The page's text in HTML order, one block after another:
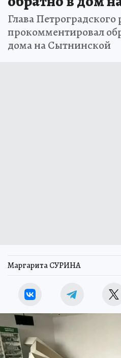
Глава Петроградского
прокомментировал
дома на Сытнинской
Маргарита СУРИНА